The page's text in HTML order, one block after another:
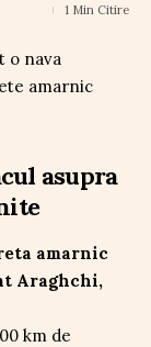
1 Min Citire
asupra
amarnic
Araghchi,
km de